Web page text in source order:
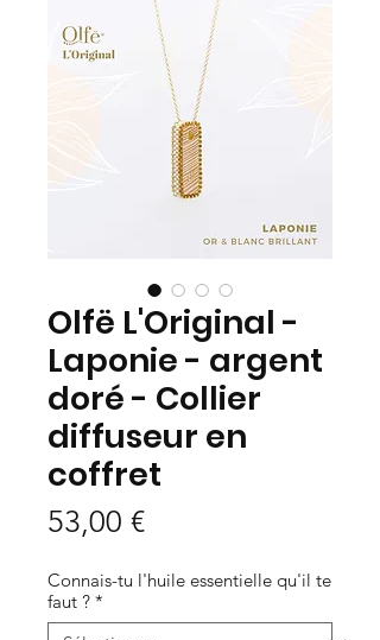
Olfë L'Original -
Laponie - argent
doré - Collier
diffuseur en
coffret
53,00 €Prix
Connais-tu l'huile essentielle qu'il te
faut ? *